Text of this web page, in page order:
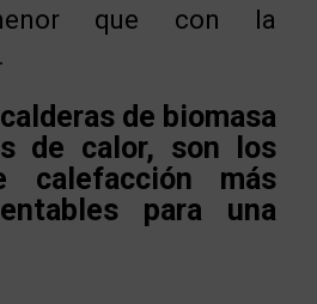
que con la
de biomasa
de calor, son los
calefacción más
para una